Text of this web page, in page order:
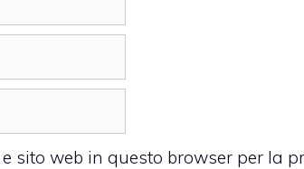
sito web in questo browser per la